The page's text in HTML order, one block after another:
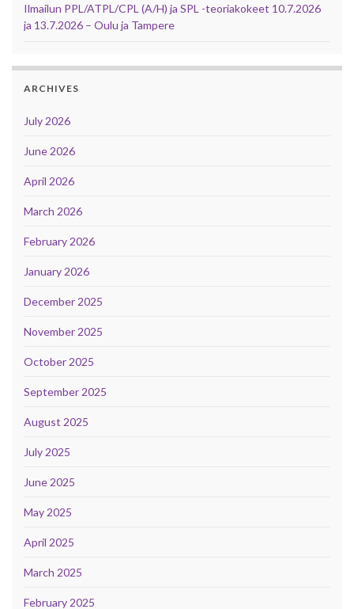
Ilmailun PPL/ATPL/CPL (A/H) ja SPL -teoriakokeet 10.7.2026
ja 13.7.2026 – Oulu ja Tampere
ARCHIVES
July 2026
June 2026
April 2026
March 2026
February 2026
January 2026
December 2025
November 2025
October 2025
September 2025
August 2025
July 2025
June 2025
May 2025
April 2025
March 2025
February 2025